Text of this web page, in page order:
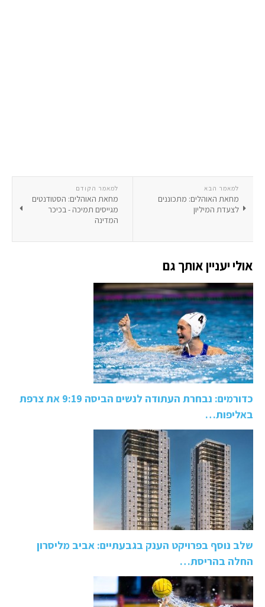
למאמר הקודם
מחאת האוהלים: הסטודנטים
מגייסים תמיכה - בכיכר
המדינה
למאמר הבא
מחאת האוהלים: מתכוננים
לצעדת המיליון
אולי יעניין אותך גם
כדורמים: נבחרת העתודה לנשים הביסה 9:19 את צרפת
באליפות…
שלב נוסף בפרויקט הענק בגבעתיים: אביב מליסרון
החלה בהריסת…